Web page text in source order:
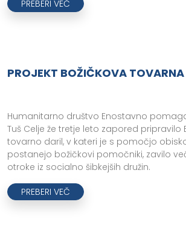
PREBERI VEČ
PROJEKT BOŽIČKOVA
Humanitarno društvo Enostavno
Tuš Celje že tretje leto zapored pripravilo
tovarno daril, v kateri je s pomočjo
postanejo božičkovi pomočniki, zavilo
otroke iz socialno šibkejših družin.
PREBERI VEČ